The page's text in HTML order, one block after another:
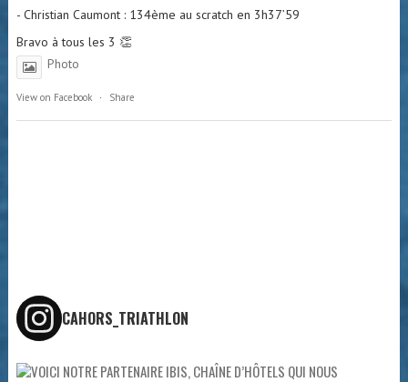
- Christian Caumont : 134ème au scratch en 3h37’59
Bravo à tous les 3 👏
Photo
View on Facebook · Share
CAHORS_TRIATHLON